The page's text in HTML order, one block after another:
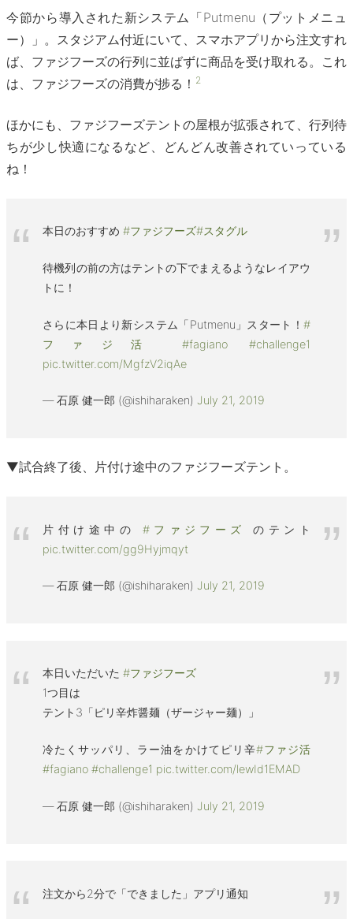
今節から導入された新システム「Putmenu（プットメニュ
ー）」。スタジアム付近にいて、スマホアプリから注文すれ
ば、ファジフーズの行列に並ばずに商品を受け取れる。これ
は、ファジフーズの消費が捗る！ 2
ほかにも、ファジフーズテントの屋根が拡張されて、行列待
ちが少し快適になるなど、どんどん改善されていっている
ね！
本日のおすすめ#ファジフーズ#スタグル
待機列の前の方はテントの下でまえるようなレイアウ
トに！
さらに本日より新システム「Putmenu」スタート！ #
ファジ活
#fagiano
#challenge1
pic.twitter.com/MgfzV2iqAe
— 石原 健一郎 (@ishiharaken)July 21, 2019
▼試合終了後、片付け途中のファジフーズテント。
片付け途中の #ファジフーズ
のテント
pic.twitter.com/gg9Hyjmqyt
— 石原 健一郎 (@ishiharaken)July 21, 2019
本日いただいた#ファジフーズ
1つ目は
テント3「ピリ辛炸醤麺（ザージャー麺）」
冷たくサッパリ、ラー油をかけてピリ辛#ファジ活
#fagiano #challenge1 pic.twitter.com/lewId1EMAD
— 石原 健一郎 (@ishiharaken)July 21, 2019
注文から2分で「できました」アプリ通知